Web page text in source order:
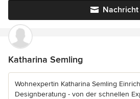
Nachricht
Katharina Semling
Wohnexpertin Katharina Semling
Designberatung - von der schnellen